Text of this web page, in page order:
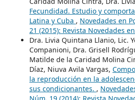
Fecundidad. Estudio y
Latina y Cuba , Novedades en
21 (2015): Revista Novedades
Dra. Livia Quintana Llanio, Lic.
Companioni, Dra. Grisell
Matilde de la Caridad Molina
Díaz, Niuva Avila Vargas,
la reproducción en la
sus condicionantes. ,